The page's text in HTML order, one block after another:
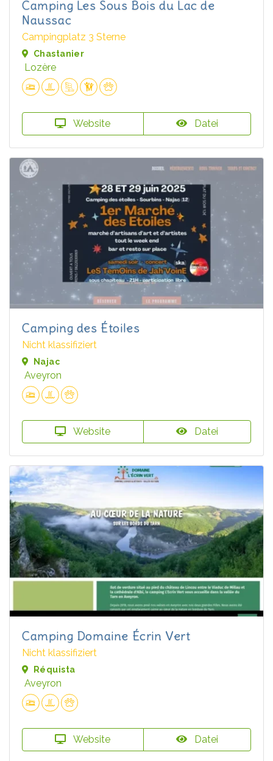
Camping Les Sous Bois du Lac de
Naussac
Campingplatz 3 Sterne
Chastanier
Lozère
Website Datei
Camping des Étoiles
Nicht klassifiziert
Najac
Aveyron
Website Datei
Camping Domaine Écrin Vert
Nicht klassifiziert
Réquista
Aveyron
Website Datei